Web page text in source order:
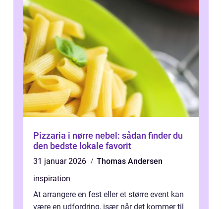
Pizzaria i nørre nebel: sådan finder du
den bedste lokale favorit
31 januar 2026
Thomas Andersen
inspiration
At arrangere en fest eller et større event kan
være en udfordring, især når det kommer til